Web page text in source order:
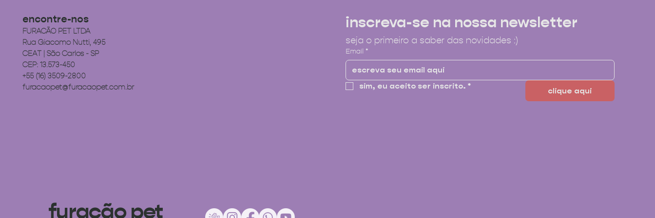
encontre-nos
FURACÃO PET LTDA
Rua Giacomo Nutti, 495
CEAT | São Carlos - SP
CEP: 13.573-450
+55 (16) 3509-2800
furacaopet@furacaopet.com.br
furacão pet
inscreva-se na nossa newsletter
seja o primeiro a saber das novidades :)
Email *
sim, eu aceito ser inscrito. * clique aqui